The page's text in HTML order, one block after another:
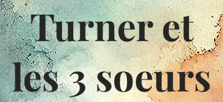
Turner et
les 3 soeurs